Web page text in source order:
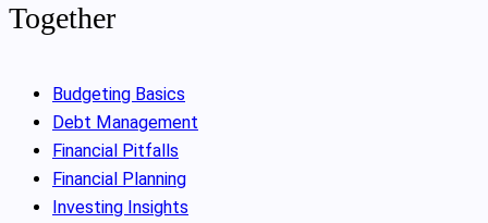
Together
Budgeting Basics
Debt Management
Financial Pitfalls
Financial Planning
Investing Insights